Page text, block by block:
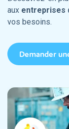
aux entreprises
vos besoins.
Demander